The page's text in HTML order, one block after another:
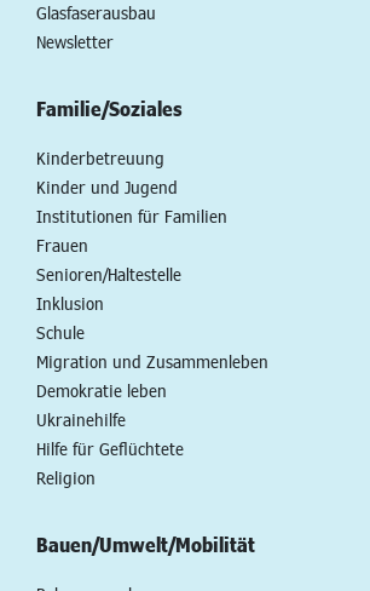
Glasfaserausbau
Newsletter
Familie/Soziales
Kinderbetreuung
Kinder und Jugend
Institutionen für Familien
Frauen
Senioren/Haltestelle
Inklusion
Schule
Migration und Zusammenleben
Demokratie leben
Ukrainehilfe
Hilfe für Geflüchtete
Religion
Bauen/Umwelt/Mobilität